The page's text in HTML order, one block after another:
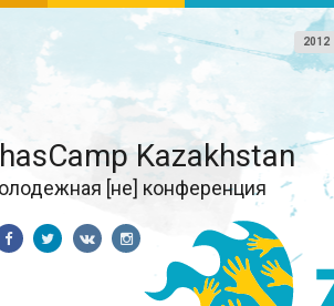
2012
Kazakhstan
[не] конференция